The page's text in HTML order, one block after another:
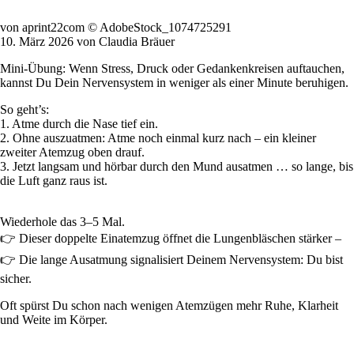
von aprint22com © AdobeStock_1074725291
10. März 2026 von Claudia Bräuer
Mini-Übung: Wenn Stress, Druck oder Gedankenkreisen auftauchen,
kannst Du Dein Nervensystem in weniger als einer Minute beruhigen.
So geht’s:
1️. Atme durch die Nase tief ein.
2. Ohne auszuatmen: Atme noch einmal kurz nach – ein kleiner
zweiter Atemzug oben drauf.
3. Jetzt langsam und hörbar durch den Mund ausatmen … so lange, bis
die Luft ganz raus ist.
Wiederhole das 3–5 Mal.
👉 Dieser doppelte Einatemzug öffnet die Lungenbläschen stärker –
👉 Die lange Ausatmung signalisiert Deinem Nervensystem: Du bist
sicher.
Oft spürst Du schon nach wenigen Atemzügen mehr Ruhe, Klarheit
und Weite im Körper.